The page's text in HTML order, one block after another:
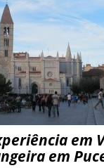
em
em